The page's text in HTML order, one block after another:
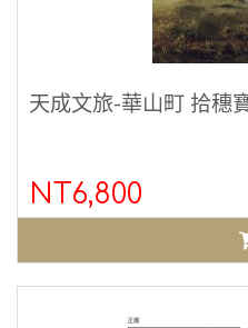
天成文旅-華山町 拾穗
NT6,800